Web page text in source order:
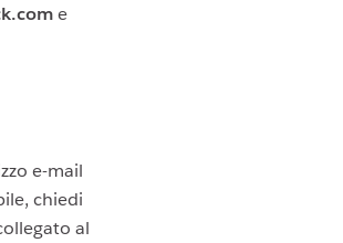
e
e-mail
chiedi
al